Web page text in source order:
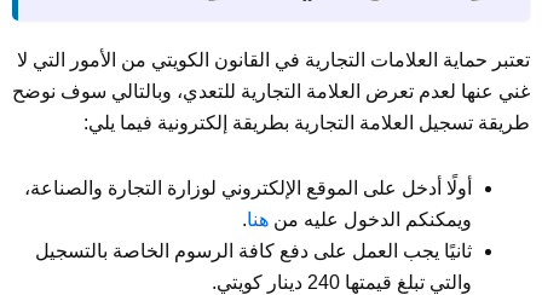
تعتبر حماية العلامات التجارية في القانون الكويتي من الأمور التي لا
غني عنها لعدم تعرض العلامة التجارية للتعدي، وبالتالي سوف نوضح
طريقة تسجيل العلامة التجارية بطريقة إلكترونية فيما يلي:
أولًا أدخل على الموقع الإلكتروني لوزارة التجارة والصناعة،
ويمكنكم الدخول عليه من هنا.
ثانيًا يجب العمل على دفع كافة الرسوم الخاصة بالتسجيل
والتي تبلغ قيمتها 240 دينار كويتي.